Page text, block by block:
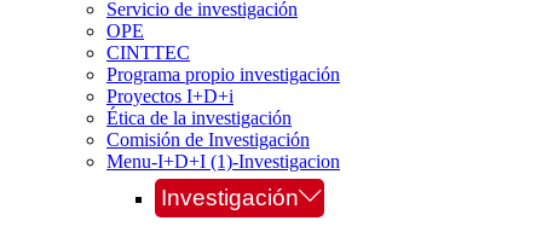
Servicio de investigación
OPE
CINTTEC
Programa propio investigación
Proyectos I+D+i
Ética de la investigación
Comisión de Investigación
Menu-I+D+I (1)-Investigacion
Investigación